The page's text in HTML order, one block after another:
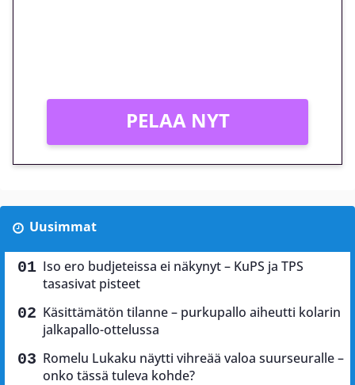
PELAA NYT
Uusimmat
Iso ero budjeteissa ei näkynyt – KuPS ja TPS
tasasivat pisteet
Käsittämätön tilanne – purkupallo aiheutti kolarin
jalkapallo-ottelussa
Romelu Lukaku näytti vihreää valoa suurseuralle –
onko tässä tuleva kohde?